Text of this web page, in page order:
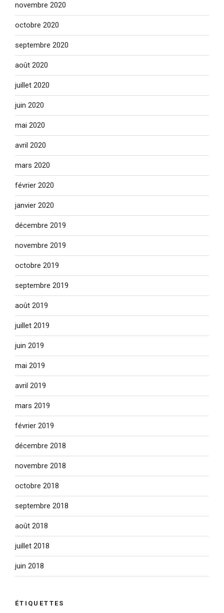
novembre 2020
octobre 2020
septembre 2020
août 2020
juillet 2020
juin 2020
mai 2020
avril 2020
mars 2020
février 2020
janvier 2020
décembre 2019
novembre 2019
octobre 2019
septembre 2019
août 2019
juillet 2019
juin 2019
mai 2019
avril 2019
mars 2019
février 2019
décembre 2018
novembre 2018
octobre 2018
septembre 2018
août 2018
juillet 2018
juin 2018
ÉTIQUETTES